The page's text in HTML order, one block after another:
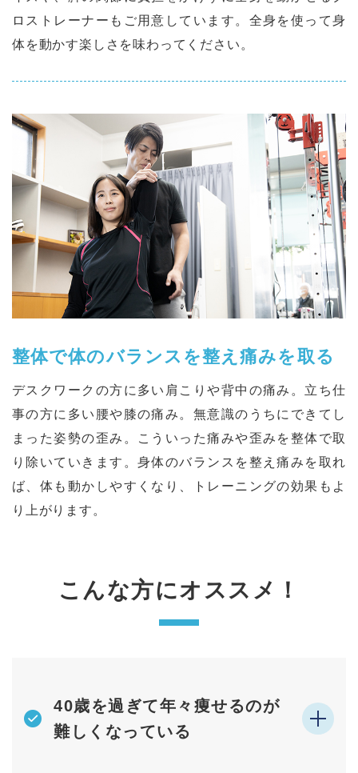
ロストレーナーもご⽤意しています。全⾝を使って⾝
体を動かす楽しさを味わってください。
整体で体のバランスを整え痛みを取る
デスクワークの⽅に多い肩こりや背中の痛み。⽴ち仕
事の⽅に多い腰や膝の痛み。無意識のうちにできてし
まった姿勢の歪み。こういった痛みや歪みを整体で取
り除いていきます。⾝体のバランスを整え痛みを取れ
ば、体も動かしやすくなり、トレーニングの効果もよ
り上がります。
こんな方にオススメ！
40歳を過ぎて年々痩せるのが
難しくなっている